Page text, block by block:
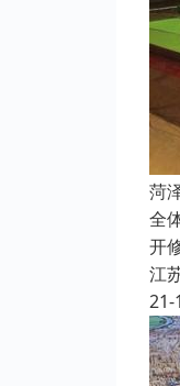
菏
全
开
江
21-